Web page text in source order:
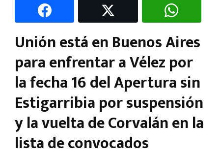
Unión está en Buenos Aires
para enfrentar a Vélez por
la fecha 16 del Apertura sin
Estigarribia por suspensión
y la vuelta de Corvalán en la
lista de convocados